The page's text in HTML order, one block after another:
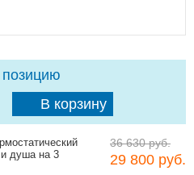
позицию
В корзину
душа на 3
36 630 руб.
29 800 руб.